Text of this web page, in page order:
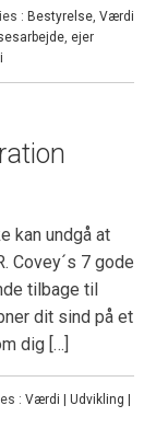
: Bestyrelse, Værdi
, ejer
kan undgå at
Covey´s 7 gode
tilbage til
dit sind på et
dig […]
: Værdi | Udvikling |